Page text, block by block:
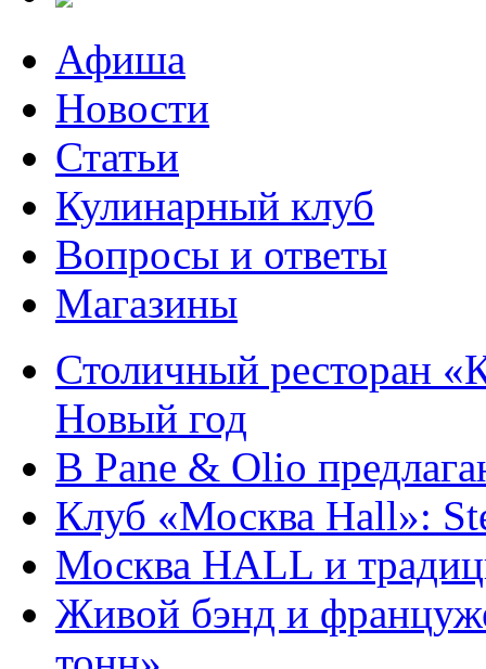
Афиша
Новости
Статьи
Кулинарный клуб
Вопросы и ответы
Магазины
Столичный ресторан
Новый год
В Pane & Olio
Клуб «Москва Hall»:
Москва HALL и
Живой бэнд и